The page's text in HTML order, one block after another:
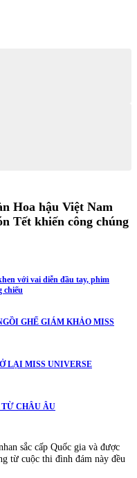
Hoa hậu Việt Nam
Tết khiến công chúng
với vai diễn đầu tay, phim
chiếu
GHẾ GIÁM KHẢO MISS
LẠI MISS UNIVERSE
CHÂU ÂU
sắc cấp Quốc gia và được
từ cuộc thi đình đám này đều